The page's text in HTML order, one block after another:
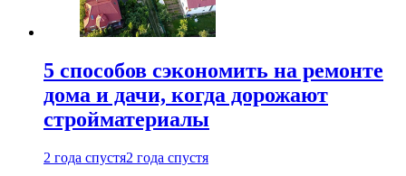
5 способов сэкономить на ремонте
дома и дачи, когда дорожают
стройматериалы
2 года спустя2 года спустя